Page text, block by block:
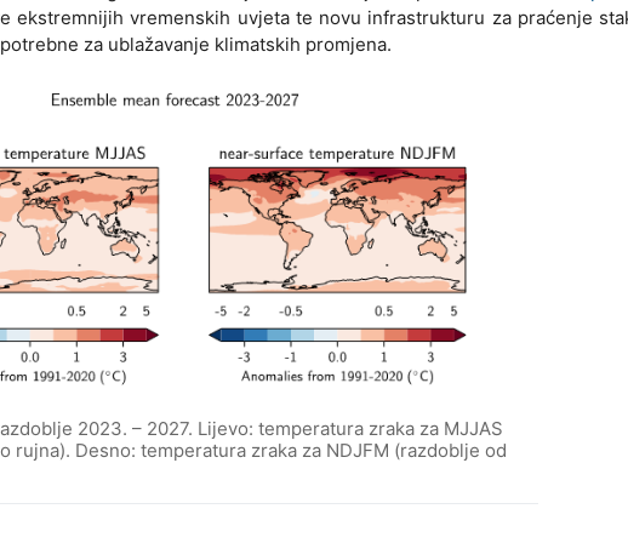
ekstremnijih vremenskih uvjeta te novu infrastrukturu za praćenje
za ublažavanje klimatskih promjena.
2023. – 2027. Lijevo: temperatura zraka za MJJAS
rujna). Desno: temperatura zraka za NDJFM (razdoblje od